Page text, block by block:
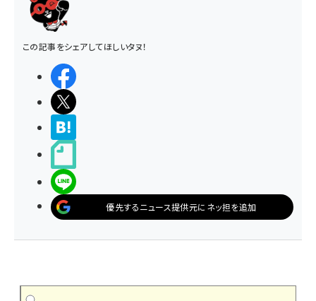
この記事をシェアしてほしいタヌ！
優先するニュース提供元にネッ担を追加